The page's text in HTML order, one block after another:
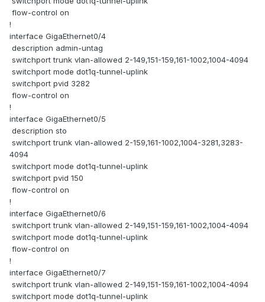
flow-control on
!
interface GigaEthernet0/4
description admin-untag
switchport trunk vlan-allowed 2-149,151-159,161-1002,1004-4094
switchport mode dot1q-tunnel-uplink
switchport pvid 3282
flow-control on
!
interface GigaEthernet0/5
description sto
switchport trunk vlan-allowed 2-159,161-1002,1004-3281,3283-
4094
switchport mode dot1q-tunnel-uplink
switchport pvid 150
flow-control on
!
interface GigaEthernet0/6
switchport trunk vlan-allowed 2-149,151-159,161-1002,1004-4094
switchport mode dot1q-tunnel-uplink
flow-control on
!
interface GigaEthernet0/7
switchport trunk vlan-allowed 2-149,151-159,161-1002,1004-4094
switchport mode dot1q-tunnel-uplink